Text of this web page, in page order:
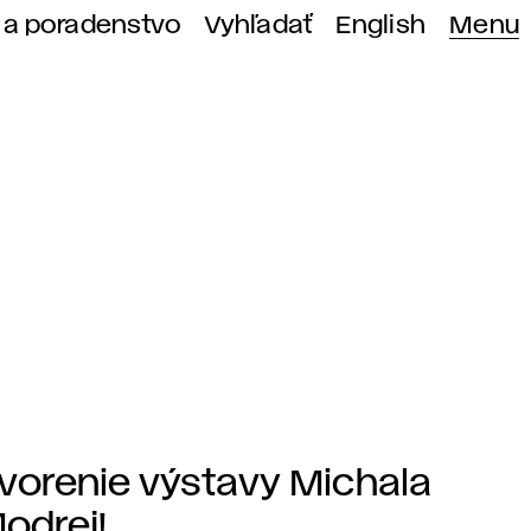
poradenstvo Vyhľadať English Menu
výstavy Michala